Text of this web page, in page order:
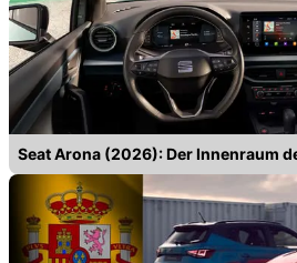
Seat Arona (2026): Der Innenraum